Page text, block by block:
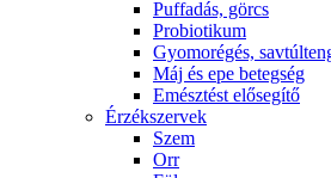
Puffadás, görcs
Probiotikum
Gyomorégés,
Máj és epe betegség
Emésztést elősegítő
Érzékszervek
Szem
Orr